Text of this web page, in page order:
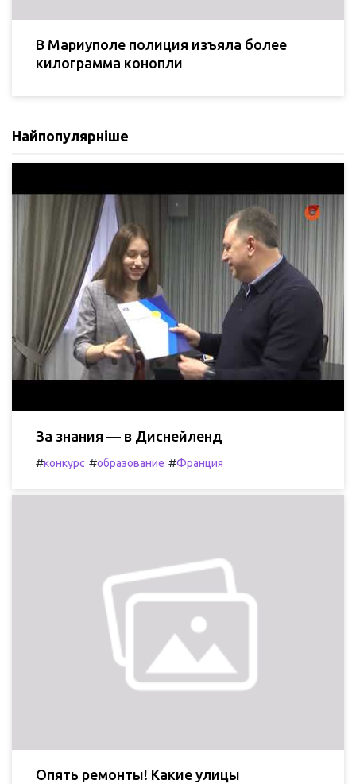
В Мариуполе полиция изъяла более
килограмма конопли
Найпопулярніше
За знания — в Диснейленд
#конкурс #образование #Франция
Опять ремонты! Какие улицы